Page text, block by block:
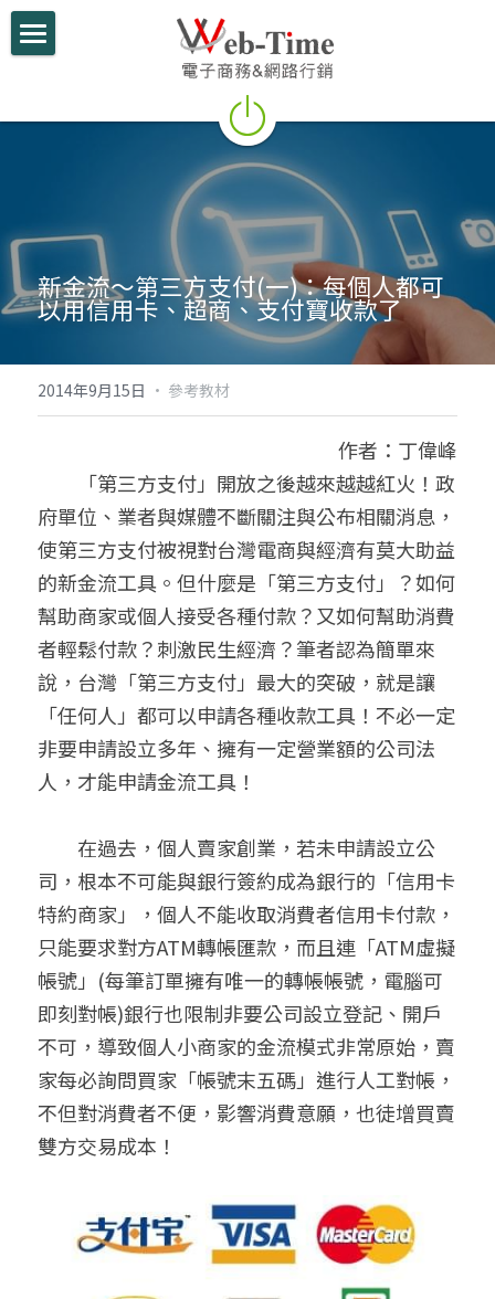
電商學堂
跨境行銷
微信行銷
電商部落格
跨境電商實績
聯絡我們
搜索
新金流～第三方支付(一)：每個人都可
以用信用卡、超商、支付寶收款了
2014年9月15日 · 參考教材
作者：丁偉峰
「第三方支付」開放之後越來越越紅火！政
府單位、業者與媒體不斷關注與公布相關消息，
使第三方支付被視對台灣電商與經濟有莫大助益
的新金流工具。但什麼是「第三方支付」？如何
幫助商家或個人接受各種付款？又如何幫助消費
者輕鬆付款？刺激民生經濟？筆者認為簡單來
說，台灣「第三方支付」最大的突破，就是讓
「任何人」都可以申請各種收款工具！不必一定
非要申請設立多年、擁有一定營業額的公司法
人，才能申請金流工具！
在過去，個人賣家創業，若未申請設立公
司，根本不可能與銀行簽約成為銀行的「信用卡
特約商家」，個人不能收取消費者信用卡付款，
只能要求對方ATM轉帳匯款，而且連「ATM虛擬
帳號」(每筆訂單擁有唯一的轉帳帳號，電腦可
即刻對帳)銀行也限制非要公司設立登記、開戶
不可，導致個人小商家的金流模式非常原始，賣
家每必詢問買家「帳號末五碼」進行人工對帳，
不但對消費者不便，影響消費意願，也徒增買賣
雙方交易成本！